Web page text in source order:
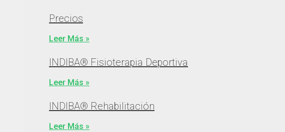
Precios
Leer Más »
INDIBA® Fisioterapia Deportiva
Leer Más »
INDIBA® Rehabilitación
Leer Más »